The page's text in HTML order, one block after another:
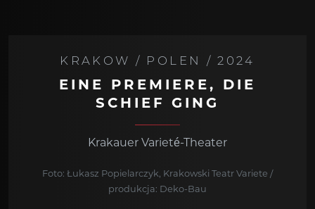
KRAKOW / POLEN / 2024
EINE PREMIERE, DIE
SCHIEF GING
Krakauer Varieté-Theater
Foto: Łukasz Popielarczyk, Krakowski Teatr Variete /
produkcja: Deko-Bau